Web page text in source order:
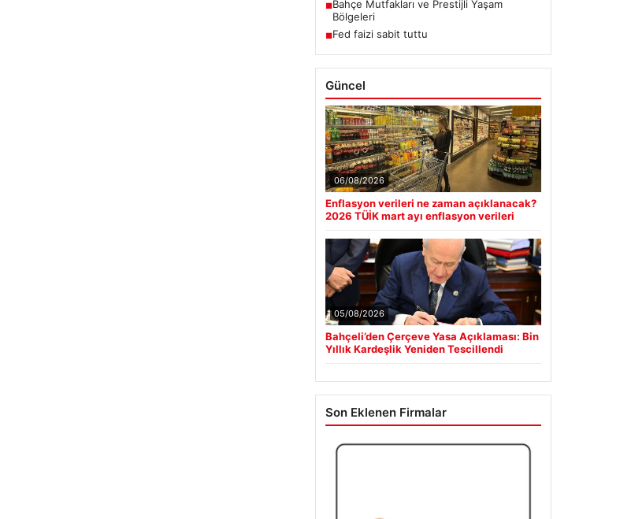
■Bahçe Mutfakları ve Prestijli Yaşam
Bölgeleri
■Fed faizi sabit tuttu
Güncel
06/08/2026
Enflasyon verileri ne zaman açıklanacak?
2026 TÜİK mart ayı enflasyon verileri
05/08/2026
Bahçeli’den Çerçeve Yasa Açıklaması: Bin
Yıllık Kardeşlik Yeniden Tescillendi
Son Eklenen Firmalar